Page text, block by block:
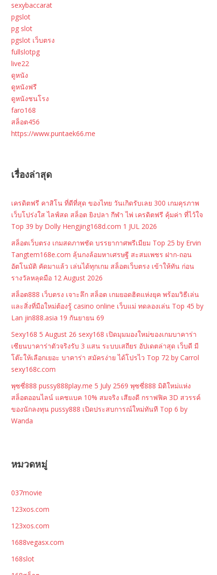
sexybaccarat
pgslot
pg slot
pgslot เว็บตรง
fullslotpg
live22
ดูหนัง
ดูหนังฟรี
ดูหนังชนโรง
faro168
สล็อต456
https://www.puntaek66.me
เรื่องล่าสุด
เครดิตฟรี คาสิโน ที่ดีที่สุด ของไทย วันเกิดรับเลย 300 เกมคุรภาพ
เว็บโปร่งใส ไลฟ์สด สล็อต ยิงปลา กีฬา ไพ่ เครดิตฟรี คุ้มค่า ที่ไว้ใจ
Top 39 by Dolly Hengjing168d.com 1 JUL 2026
สล็อตเว็บตรง เกมสดภาพชัด บรรยากาศพรีเมียม Top 25 by Ervin
Tangtem168e.com ลุ้นกงล้อมหาเศรษฐี สะสมเพชร ฝาก-ถอน
อัตโนมัติ คัดมาแล้ว เล่นได้ทุกเกม สล็อตเว็บตรง เข้าให้ทัน ก่อน
รางวัลหลุดมือ 12 August 2026
สล็อต888 เว็บตรง เจาะลึก สล็อต เกมยอดฮิตแห่งยุค พร้อมวิธีเล่น
และสิ่งที่มือใหม่ต้องรู้ casino online เว็บแม่ ทดลองเล่น Top 45 by
Lan jin888.asia 19 กันยายน 69
Sexy168 5 August 26 sexy168 เปิดมุมมองใหม่ของเกมบาคาร่า
เซียนบาคาร่าตัวจริงรับ 3 แสน ระบบเสถียร อัปเดตล่าสุด เว็บดี มี
โต๊ะให้เลือกเยอะ บาคาร่า สมัครง่าย ได้โปรไว Top 72 by Carrol
sexy168c.com
พุซซี่888 pussy888play.me 5 July 2569 พุซซี่888 มิติใหม่แห่ง
สล็อตออนไลน์ แคชแบค 10% สมจริง เสียงดี กราฟฟิค 3D สวรรค์
ของนักลงทุน pussy888 เปิดประสบการณ์ใหม่ทันที Top 6 by
Wanda
หมวดหมู่
037movie
123xos.com
123xos.com
1688vegasx.com
168slot